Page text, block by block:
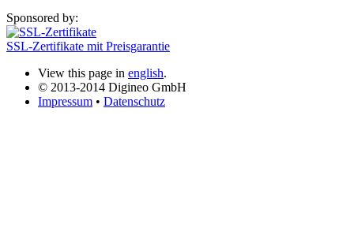
Sponsored by:
SSL-Zertifikate mit Preisgarantie
View this page in english.
© 2013-2014 Digineo GmbH
Impressum • Datenschutz